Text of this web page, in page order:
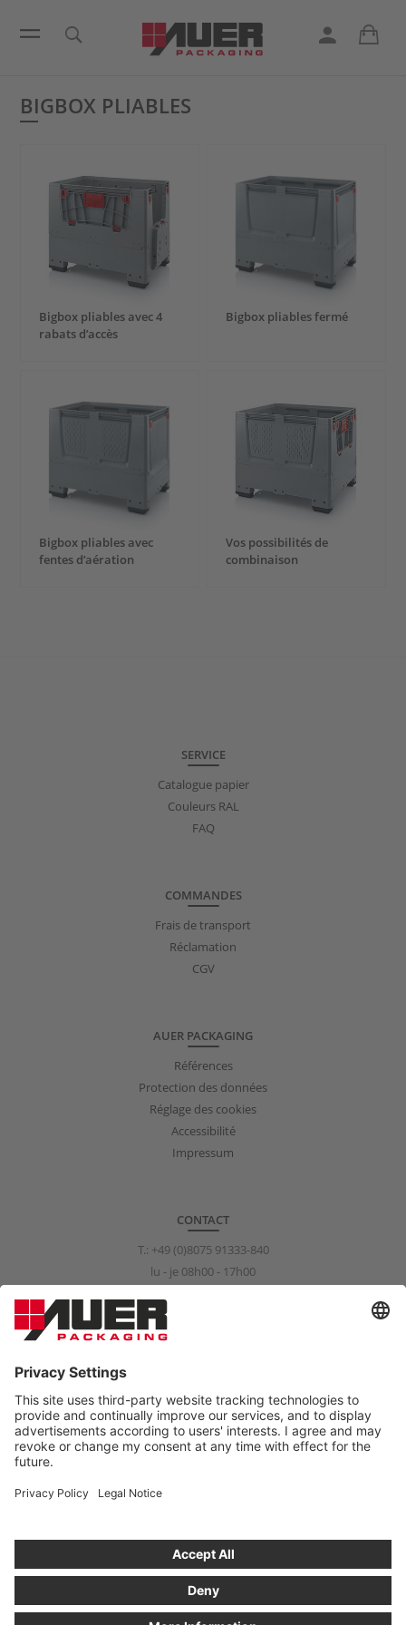
BIGBOX PLIABLES
Bigbox pliables avec 4
rabats d’accès
Bigbox pliables fermé
Bigbox pliables avec
fentes d’aération
Vos possibilités de
combinaison
SERVICE
Catalogue papier
Couleurs RAL
FAQ
COMMANDES
Frais de transport
Réclamation
CGV
AUER PACKAGING
Références
Protection des données
Réglage des cookies
Accessibilité
Impressum
CONTACT
T.: +49 (0)8075 91333-840
lu - je 08h00 - 17h00
info@auer-packaging.com
Vous achetez en tant que client professionnel. Dans la boutique
pour les clients particuliers, tous les prix s’entendent TVA incluse
et le droit de retour légal de 14 jours s’applique.